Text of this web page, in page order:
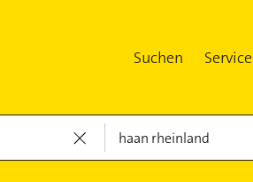
Suchen Service